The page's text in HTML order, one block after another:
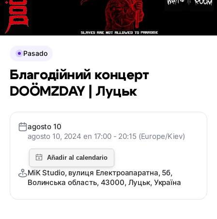
Pasado
Благодійний концерт
DOÖMZDAY | Луцьк
agosto 10
agosto 10, 2024 en 17:00 - 20:15 (Europe/Kiev)
MiK Studio, вулиця Електроапаратна, 5б,
Волинська область, 43000, Луцьк, Україна